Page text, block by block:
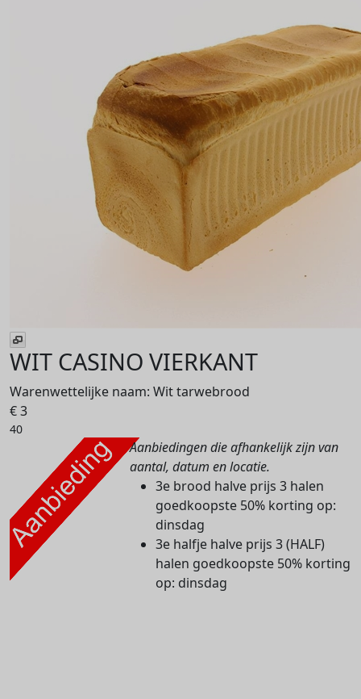
WIT CASINO VIERKANT
Warenwettelijke naam: Wit tarwebrood
€ 3
40
Aanbiedingen die afhankelijk zijn van
aantal, datum en locatie.
3e brood halve prijs 3 halen
goedkoopste 50% korting op:
dinsdag
3e halfje halve prijs 3 (HALF)
halen goedkoopste 50% korting
op: dinsdag